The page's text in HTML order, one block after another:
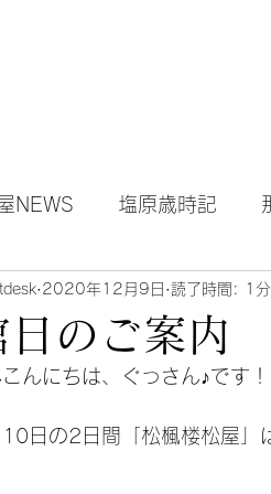
NEWS 塩原歳時記
日のご案内
2020年12月9日 読了時間: 1分
んにちは、ぐっさん♪です！
日の2日間「松楓楼松屋」